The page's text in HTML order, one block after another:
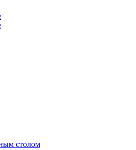
столом